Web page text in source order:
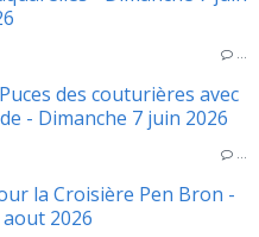
…
des couturières avec
- Dimanche 7 juin 2026
…
la Croisière Pen Bron -
2026